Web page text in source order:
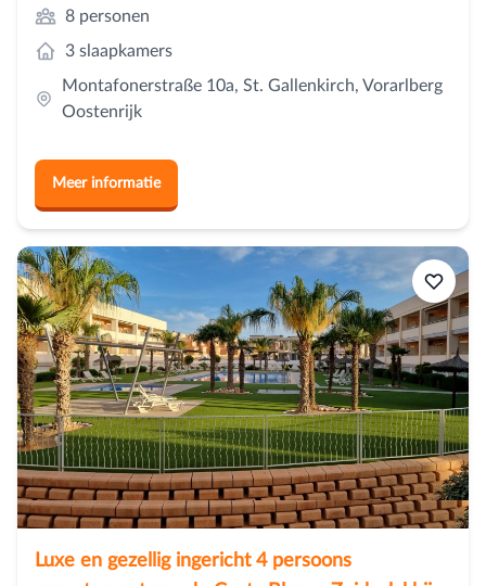
8 personen
3 slaapkamers
Montafonerstraße 10a, St. Gallenkirch, Vorarlberg
Oostenrijk
Meer informatie
Luxe en gezellig ingericht 4 persoons